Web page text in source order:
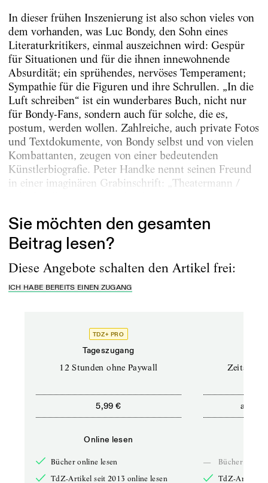
In dieser frühen Inszenierung ist also schon vieles von
dem vorhanden, was Luc Bondy, den Sohn eines
Literaturkritikers, einmal auszeichnen wird: Gespür
für Situationen und für die ihnen innewohnende
Absurdität; ein sprühendes, nervöses Temperament;
Sympathie für die Figuren und ihre Schrullen. „In die
Luft schreiben“ ist ein wunderbares Buch, nicht nur
für Bondy-Fans, sondern auch für solche, die es,
postum, werden wollen. Zahlreiche, auch private Fotos
und Textdokumente, von Bondy selbst und von vielen
Kombattanten, zeugen von einer bedeutenden
Künstlerbiografie. Peter Handke nennt seinen Freund
in einer imaginären Grabinschrift: „Theatermann /
Sie möchten den gesamten
Beitrag lesen?
Diese Angebote schalten den Artikel frei:
ICH HABE BEREITS EINEN ZUGANG
TDZ+ PRO
Tageszugang
12 Stunden ohne Paywall
5,99 €
Online lesen
Bücher online lesen
TdZ-Artikel seit 2013 online lesen
ab
—
Bücher online
TdZ-Artikel